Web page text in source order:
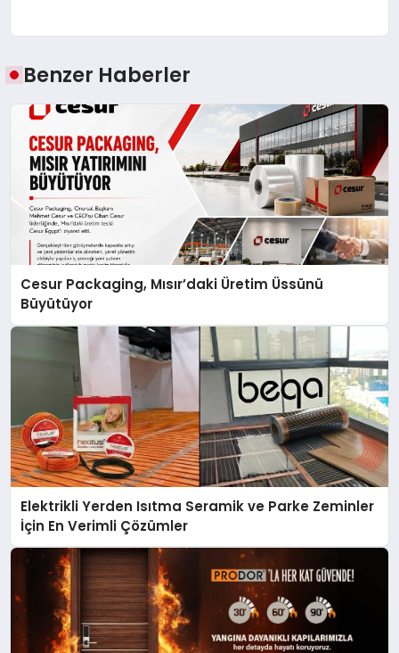
Benzer Haberler
Cesur Packaging, Mısır’daki Üretim Üssünü
Büyütüyor
Elektrikli Yerden Isıtma Seramik ve Parke Zeminler
İçin En Verimli Çözümler